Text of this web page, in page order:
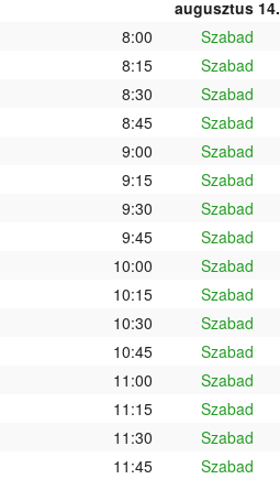
augusztus 14.
8:00
Szabad
8:15
Szabad
8:30
Szabad
8:45
Szabad
9:00
Szabad
9:15
Szabad
9:30
Szabad
9:45
Szabad
10:00
Szabad
10:15
Szabad
10:30
Szabad
10:45
Szabad
11:00
Szabad
11:15
Szabad
11:30
Szabad
11:45
Szabad